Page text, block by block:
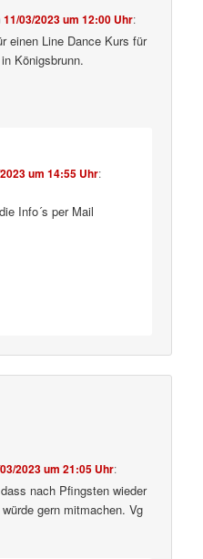
11/03/2023 um 12:00 Uhr:
einen Line Dance Kurs für
Königsbrunn.
um 14:55 Uhr:
Info´s per Mail
2023 um 21:05 Uhr:
nach Pfingsten wieder
gern mitmachen. Vg